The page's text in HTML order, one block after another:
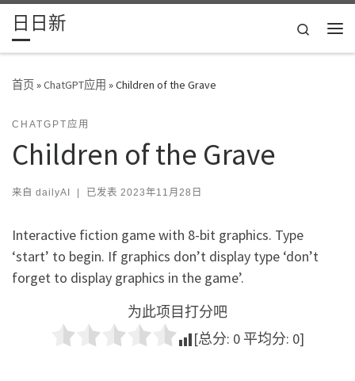
Skip to content
日日新
Search
首页»ChatGPT应用 »Children of the Grave
CHATGPT应用
Children of the Grave
来自 dailyAI | 已发表 2023年11月28日
Interactive fiction game with 8-bit graphics. Type
‘start’ to begin. If graphics don’t display type ‘don’t
forget to display graphics in the game’.
为此项目打分吧
[总分: 0 平均分: 0]